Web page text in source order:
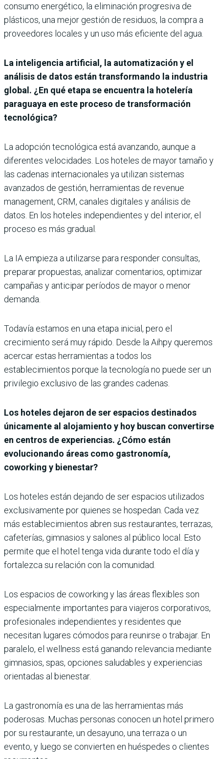
consumo energético, la eliminación progresiva de
plásticos, una mejor gestión de residuos, la compra a
proveedores locales y un uso más eficiente del agua.
La inteligencia artificial, la automatización y el
análisis de datos están transformando la industria
global. ¿En qué etapa se encuentra la hotelería
paraguaya en este proceso de transformación
tecnológica?
La adopción tecnológica está avanzando, aunque a
diferentes velocidades. Los hoteles de mayor tamaño y
las cadenas internacionales ya utilizan sistemas
avanzados de gestión, herramientas de revenue
management, CRM, canales digitales y análisis de
datos. En los hoteles independientes y del interior, el
proceso es más gradual.
La IA empieza a utilizarse para responder consultas,
preparar propuestas, analizar comentarios, optimizar
campañas y anticipar períodos de mayor o menor
demanda.
Todavía estamos en una etapa inicial, pero el
crecimiento será muy rápido. Desde la Aihpy queremos
acercar estas herramientas a todos los
establecimientos porque la tecnología no puede ser un
privilegio exclusivo de las grandes cadenas.
Los hoteles dejaron de ser espacios destinados
únicamente al alojamiento y hoy buscan convertirse
en centros de experiencias. ¿Cómo están
evolucionando áreas como gastronomía,
coworking y bienestar?
Los hoteles están dejando de ser espacios utilizados
exclusivamente por quienes se hospedan. Cada vez
más establecimientos abren sus restaurantes, terrazas,
cafeterías, gimnasios y salones al público local. Esto
permite que el hotel tenga vida durante todo el día y
fortalezca su relación con la comunidad.
Los espacios de coworking y las áreas flexibles son
especialmente importantes para viajeros corporativos,
profesionales independientes y residentes que
necesitan lugares cómodos para reunirse o trabajar. En
paralelo, el wellness está ganando relevancia mediante
gimnasios, spas, opciones saludables y experiencias
orientadas al bienestar.
La gastronomía es una de las herramientas más
poderosas. Muchas personas conocen un hotel primero
por su restaurante, un desayuno, una terraza o un
evento, y luego se convierten en huéspedes o clientes